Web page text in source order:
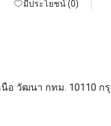
มีประโยชน์ (0)
อ วัฒนา กทม. 10110 กรุ